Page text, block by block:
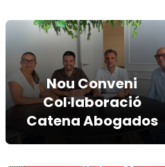
Nou Conveni
Col·laboració
Catena Abogados